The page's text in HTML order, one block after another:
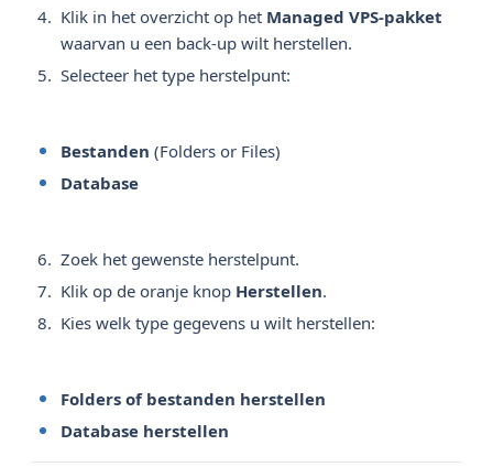
Klik in het overzicht op het Managed VPS-pakket
waarvan u een back-up wilt herstellen.
Selecteer het type herstelpunt:
Bestanden (Folders or Files)
Database
Zoek het gewenste herstelpunt.
Klik op de oranje knop Herstellen.
Kies welk type gegevens u wilt herstellen:
Folders of bestanden herstellen
Database herstellen